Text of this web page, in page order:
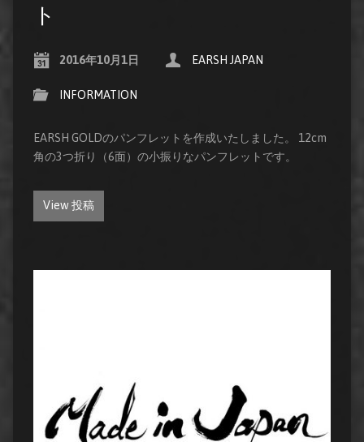
ト
2016年10月1日 EARSH JAPAN
INFORMATION
EARSH GOLDのパンフレットを作成いたしました。 12cm
角の3つ折り（6面）の小振りなパンフレットです。
View 投稿